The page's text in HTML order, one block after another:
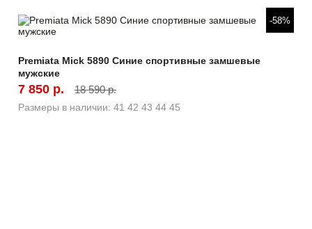
Быстрый просмотр -58%
Premiata Mick 5890 Синие спортивные замшевые
мужские
7 850 р. 18 590 р.
Размеры в наличии: 41 42 43 44 45